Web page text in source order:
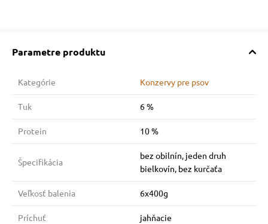
Parametre produktu
Kategórie Konzervy pre psov
Tuk 6 %
Protein 10 %
Špecifikácia
bez obilnín, jeden druh
bielkovín, bez kurčaťa
Veľkosť balenia 6x400g
Príchuť jahňacie